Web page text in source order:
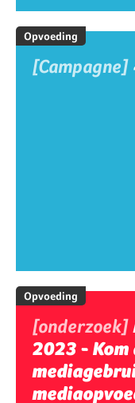
Opvoeding
[Campagne]
Opvoeding
[onderzoek]
2023 -